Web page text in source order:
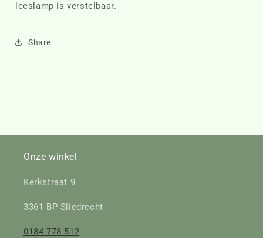
leeslamp is verstelbaar.
Share
Onze winkel
Kerkstraat 9
3361 BP Sliedrecht
0184 778 512